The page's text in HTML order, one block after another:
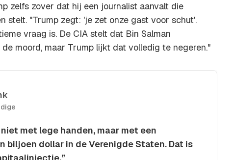
zelfs zover dat hij een journalist aanvalt die
stelt. "Trump zegt: 'je zet onze gast voor schut'.
vraag is. De CIA stelt dat Bin Salman
moord, maar Trump lijkt dat volledig te negeren."
met lege handen, maar met een
biljoen dollar in de Verenigde Staten. Dat is